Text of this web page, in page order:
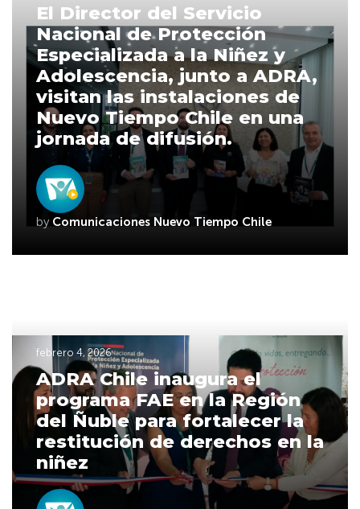
El Director del Servicio
Nacional de Protección
Especializada a la Niñez y
Adolescencia, junto a ADRA,
visitan las instalaciones de
Nuevo Tiempo Chile en una
jornada de difusión.
by Comunicaciones Nuevo Tiempo Chile
febrero 4, 2026
ADRA Chile inaugura el
programa FAE en la Región
del Ñuble para fortalecer la
restitución de derechos en la
niñez